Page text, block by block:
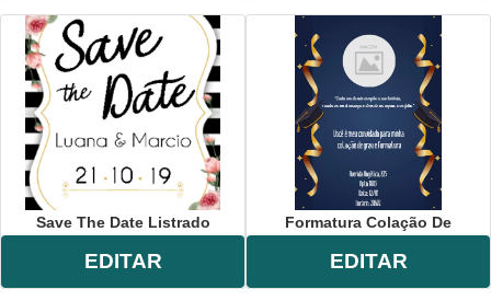
Save The Date Listrado
EDITAR
Formatura Colação De
EDITAR